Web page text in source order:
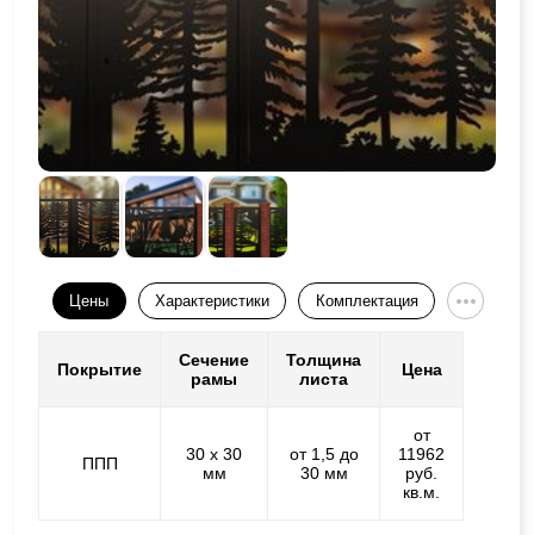
Цены Характеристики Комплектация
Покрытие
Сечение
рамы
Толщина
листа
Цена
ППП
30 х 30
мм
от 1,5 до
30 мм
от
11962
руб.
кв.м.